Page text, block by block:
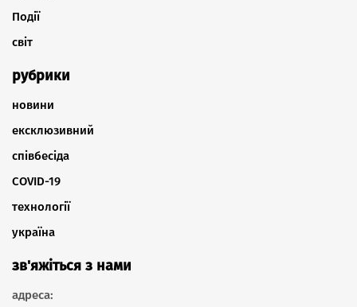
Події
світ
рубрики
новини
ексклюзивний
співбесіда
COVID-19
технології
україна
зв'яжіться з нами
адреса: